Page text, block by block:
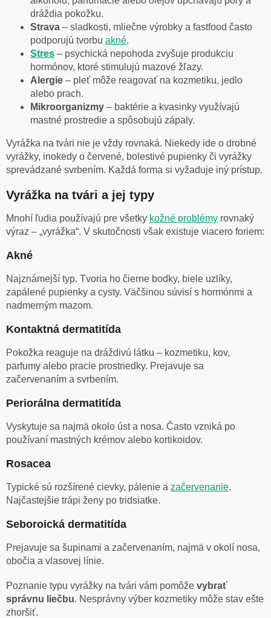
dráždia pokožku.
Strava – sladkosti, mliečne výrobky a fastfood často
podporujú tvorbu akné.
Stres – psychická nepohoda zvyšuje produkciu
hormónov, ktoré stimulujú mazové žľazy.
Alergie – pleť môže reagovať na kozmetiku, jedlo
alebo prach.
Mikroorganizmy – baktérie a kvasinky využívajú
mastné prostredie a spôsobujú zápaly.
Vyrážka na tvári nie je vždy rovnaká. Niekedy ide o drobné
vyrážky, inokedy o červené, bolestivé pupienky či vyrážky
sprevádzané svrbením. Každá forma si vyžaduje iný prístup.
Vyrážka na tvári a jej typy
Mnohí ľudia používajú pre všetky kožné problémy rovnaký
výraz – „vyrážka“. V skutočnosti však existuje viacero foriem:
Akné
Najznámejší typ. Tvoria ho čierne bodky, biele uzlíky,
zapálené pupienky a cysty. Väčšinou súvisí s hormónmi a
nadmerným mazom.
Kontaktná dermatitída
Pokožka reaguje na dráždivú látku – kozmetiku, kov,
parfumy alebo pracie prostriedky. Prejavuje sa
začervenaním a svrbením.
Periorálna dermatitída
Vyskytuje sa najmä okolo úst a nosa. Často vzniká po
používaní mastných krémov alebo kortikoidov.
Rosacea
Typické sú rozšírené cievky, pálenie a začervenanie.
Najčastejšie trápi ženy po tridsiatke.
Seboroická dermatitída
Prejavuje sa šupinami a začervenaním, najmä v okolí nosa,
obočia a vlasovej línie.
Poznanie typu vyrážky na tvári vám pomôže vybrať
správnu liečbu. Nesprávny výber kozmetiky môže stav ešte
zhoršiť.